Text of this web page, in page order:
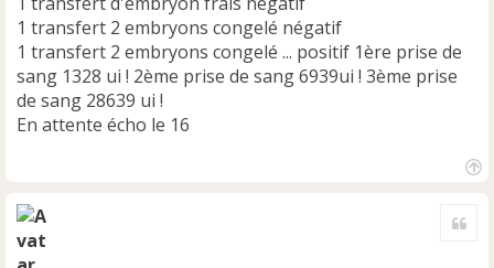
1 transfert 2 embryons congelé négatif
1 transfert 2 embryons congelé ... positif 1ère prise de
sang 1328 ui ! 2ème prise de sang 6939ui ! 3ème prise
de sang 28639 ui !
En attente écho le 16